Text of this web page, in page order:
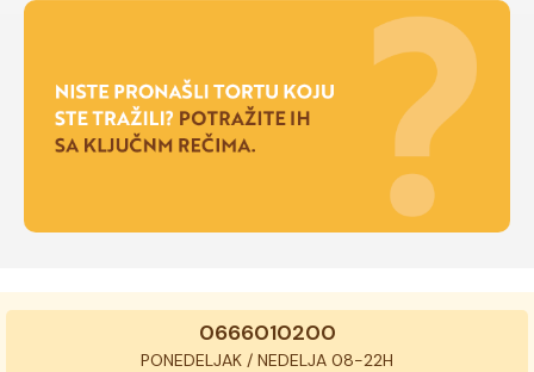
0666010200
PONEDELJAK / NEDELJA 08-22H